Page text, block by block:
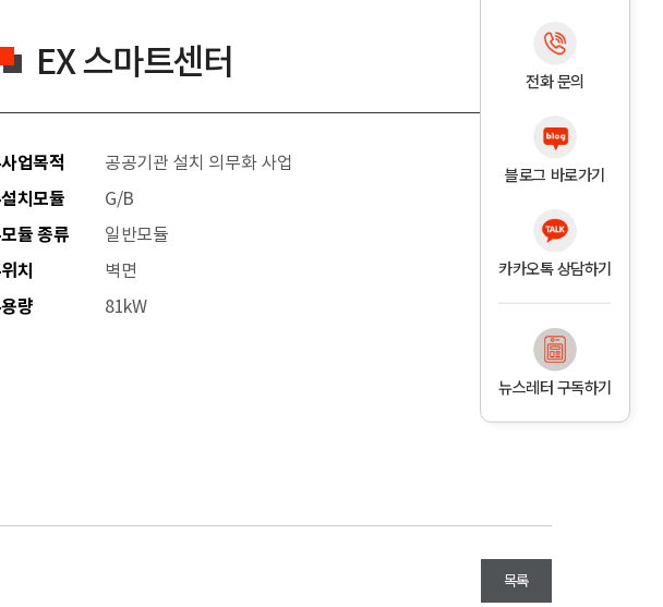
EX 스마트센터
사업목적 공공기관 설치 의무화 사업
설치모듈 G/B
모듈 종류 일반모듈
위치 벽면
용량 81kW
목록
전화 문의
블로그 바로가기
카카오톡 상담하기
뉴스레터 구독하기